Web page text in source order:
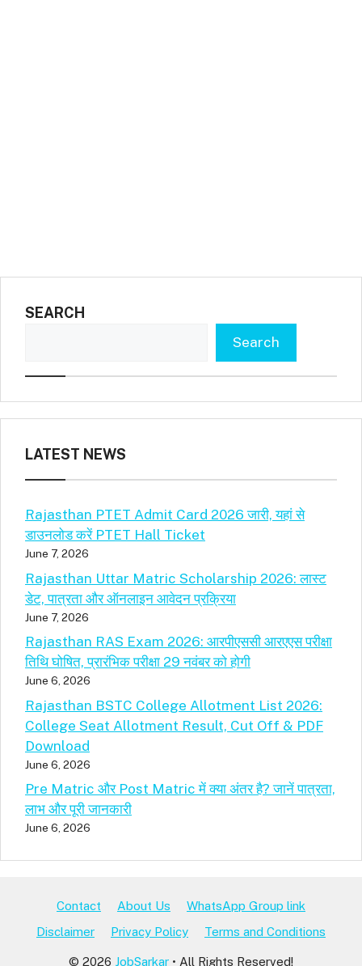
SEARCH
Search
LATEST NEWS
Rajasthan PTET Admit Card 2026 जारी, यहां से
डाउनलोड करें PTET Hall Ticket
June 7, 2026
Rajasthan Uttar Matric Scholarship 2026: लास्ट
डेट, पात्रता और ऑनलाइन आवेदन प्रक्रिया
June 7, 2026
Rajasthan RAS Exam 2026: आरपीएससी आरएएस परीक्षा
तिथि घोषित, प्रारंभिक परीक्षा 29 नवंबर को होगी
June 6, 2026
Rajasthan BSTC College Allotment List 2026:
College Seat Allotment Result, Cut Off & PDF
Download
June 6, 2026
Pre Matric और Post Matric में क्या अंतर है? जानें पात्रता,
लाभ और पूरी जानकारी
June 6, 2026
Contact About Us
WhatsApp Group link
Disclaimer
Privacy Policy Terms and Conditions
© 2026 JobSarkar • All Rights Reserved!